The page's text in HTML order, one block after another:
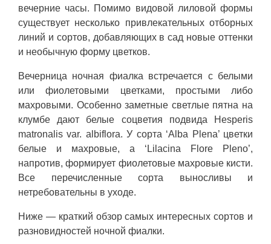
вечерние часы. Помимо видовой лиловой формы
существует несколько привлекательных отборных
линий и сортов, добавляющих в сад новые оттенки
и необычную форму цветков.
Вечерница ночная фиалка встречается с белыми
или фиолетовыми цветками, простыми либо
махровыми. Особенно заметные светлые пятна на
клумбе дают белые соцветия подвида Hesperis
matronalis var. albiflora. У сорта ‘Alba Plena’ цветки
белые и махровые, а ‘Lilacina Flore Pleno’,
напротив, формирует фиолетовые махровые кисти.
Все перечисленные сорта выносливы и
нетребовательны в уходе.
Ниже — краткий обзор самых интересных сортов и
разновидностей ночной фиалки.